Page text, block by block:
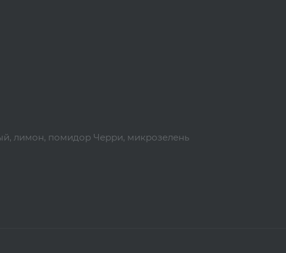
лимон, помидор Черри, микрозелень